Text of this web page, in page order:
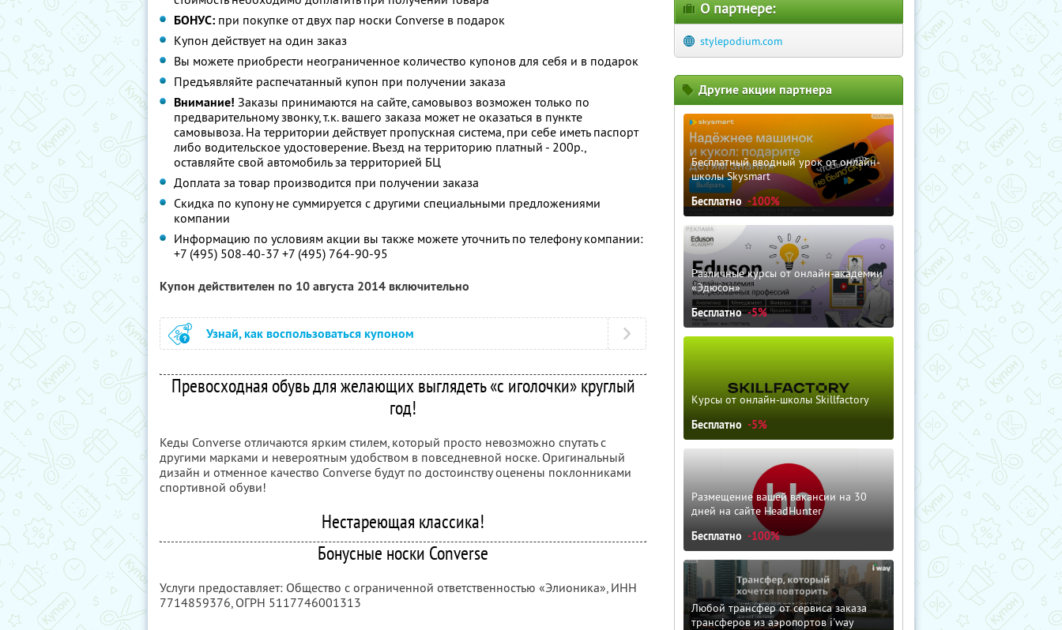
БОНУС: при покупке от двух пар носки Converse в подарок
Купон действует на один заказ
Вы можете приобрести неограниченное количество купонов для себя и в подарок
Предъявляйте распечатанный купон при получении заказа
Внимание! Заказы принимаются на сайте, самовывоз возможен только по
предварительному звонку, т.к. вашего заказа может не оказаться в пункте
самовывоза. На территории действует пропускная система, при себе иметь паспорт
либо водительское удостоверение. Въезд на территорию платный - 200р.,
оставляйте свой автомобиль за территорией БЦ
Доплата за товар производится при получении заказа
Скидка по купону не суммируется с другими специальными предложениями
компании
Информацию по условиям акции вы также можете уточнить по телефону компании:
+7 (495) 508-40-37 +7 (495) 764-90-95
Купон действителен по 10 августа 2014 включительно
Узнай, как воспользоваться купоном
Превосходная обувь для желающих выглядеть «с иголочки» круглый
год!
Кеды Converse отличаются ярким стилем, который просто невозможно спутать с
другими марками и невероятным удобством в повседневной носке. Оригинальный
дизайн и отменное качество Converse будут по достоинству оценены поклонниками
спортивной обуви!
Нестареющая классика!
Бонусные носки Converse
Услуги предоставляет: Общество с ограниченной ответственностью «Элионика», ИНН
7714859376, ОГРН 5117746001313
О партнере:
stylepodium.com
Другие акции партнера
Бесплатный вводный урок от онлайн-
школы Skysmart
Бесплатно -100%
Различные курсы от онлайн-академии
«Эдюсон»
Бесплатно -5%
Курсы от онлайн-школы Skillfactory
Бесплатно -5%
Размещение вашей вакансии на 30
дней на сайте HeadHunter
Бесплатно -100%
Любой трансфер от сервиса заказа
трансферов из аэропортов i'way